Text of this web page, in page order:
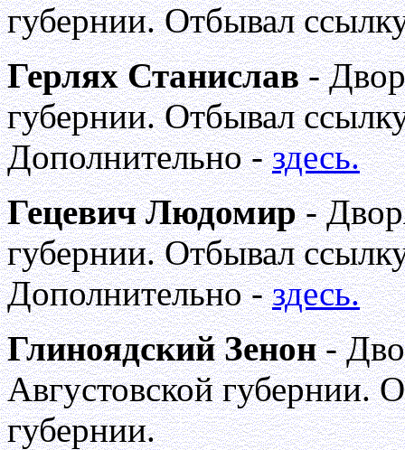
губернии. Отбывал
Герлях Станислав-
губернии. Отбывал
Дополнительно -здесь.
Гецевич Людомир-
губернии. Отбывал
Дополнительно -здесь.
Глиноядский Зенон-
Августовской губернии.
губернии.